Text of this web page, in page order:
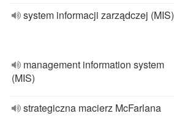
system informacji zarządczej (MIS)
management information system
(MIS)
strategiczna macierz McFarlana